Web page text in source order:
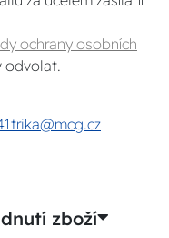
ochrany osobních
odvolat.
trika@mcg.cz
zboží